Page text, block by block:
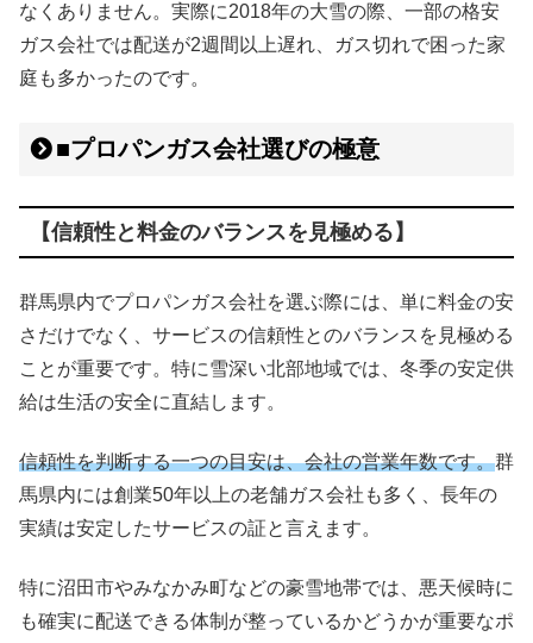
なくありません。実際に2018年の大雪の際、一部の格安
ガス会社では配送が2週間以上遅れ、ガス切れで困った家
庭も多かったのです。
■プロパンガス会社選びの極意
【信頼性と料金のバランスを見極める】
群馬県内でプロパンガス会社を選ぶ際には、単に料金の安
さだけでなく、サービスの信頼性とのバランスを見極める
ことが重要です。特に雪深い北部地域では、冬季の安定供
給は生活の安全に直結します。
信頼性を判断する一つの目安は、会社の営業年数です。群
馬県内には創業50年以上の老舗ガス会社も多く、長年の
実績は安定したサービスの証と言えます。
特に沼田市やみなかみ町などの豪雪地帯では、悪天候時に
も確実に配送できる体制が整っているかどうかが重要なポ